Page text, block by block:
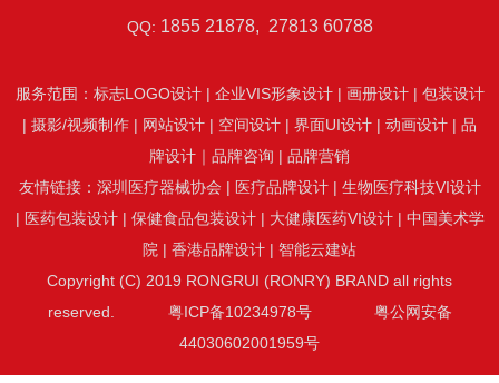
QQ: 1855 21878, 27813 60788
服务范围： 标志LOGO设计| 企业VIS形象设计| 画册设计| 包装设计
| 摄影/视频制作 | 网站设计 | 空间设计 | 界面UI设计 | 动画设计 | 品
牌设计 ｜ 品牌咨询 | 品牌营销
友情链接： 深圳医疗器械协会 | 医疗品牌设计| 生物医疗科技VI设计
| 医药包装设计| 保健食品包装设计| 大健康医药VI设计| 中国美术学
院 | 香港品牌设计 | 智能云建站
Copyright (C) 2019 RONGRUI (RONRY) BRAND all rights
reserved. 粤ICP备10234978号粤公网安备
44030602001959号